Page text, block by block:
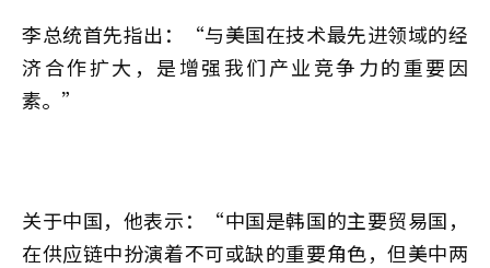
李总统首先指出：“与美国在技术最先进领域的经
济合作扩大，是增强我们产业竞争力的重要因
素。”
关于中国，他表示：“中国是韩国的主要贸易国，
在供应链中扮演着不可或缺的重要角色，但美中两